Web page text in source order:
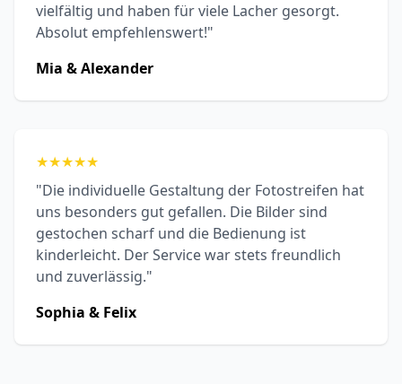
vielfältig und haben für viele Lacher gesorgt.
Absolut empfehlenswert!"
Mia & Alexander
★★★★★
"Die individuelle Gestaltung der Fotostreifen hat
uns besonders gut gefallen. Die Bilder sind
gestochen scharf und die Bedienung ist
kinderleicht. Der Service war stets freundlich
und zuverlässig."
Sophia & Felix